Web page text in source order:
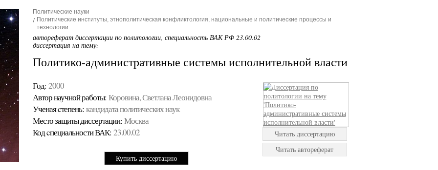
Политические науки
Политические институты, этнополитическая конфликтология, национальные и политические процессы и
технологии
автореферат диссертации по политологии, специальность ВАК РФ 23.00.02
диссертация на тему:
Политико-административные системы исполнительной власти
Год: 2000
Автор научной работы: Коровина, Светлана Леонидовна
Ученая cтепень: кандидата политических наук
Место защиты диссертации: Москва
Код cпециальности ВАК: 23.00.02
Купить диссертацию
Читать диссертацию
Читать автореферат